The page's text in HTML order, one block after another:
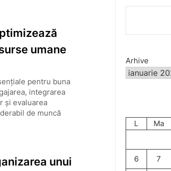
umane
pentru buna
integrarea
și evaluarea
de muncă
unui
Arhive
L Ma
6 7